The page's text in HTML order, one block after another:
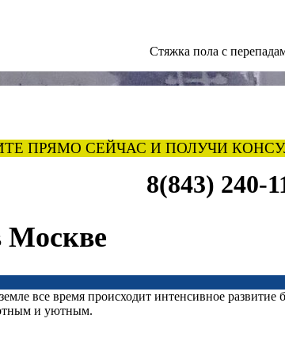
Стяжка пола с
ПРЯМО СЕЙЧАС И ПОЛУЧИ
8(843) 240-
Москве
все время происходит интенсивное
и уютным.